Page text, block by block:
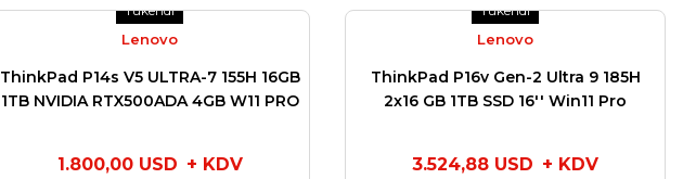
Tükendi
Lenovo
ThinkPad P14s V5 ULTRA-7 155H 16GB
1TB NVIDIA RTX500ADA 4GB W11 PRO
1.800,00 USD + KDV
Tükendi
Lenovo
ThinkPad P16v Gen-2 Ultra 9 185H
2x16 GB 1TB SSD 16'' Win11 Pro
3.524,88 USD + KDV